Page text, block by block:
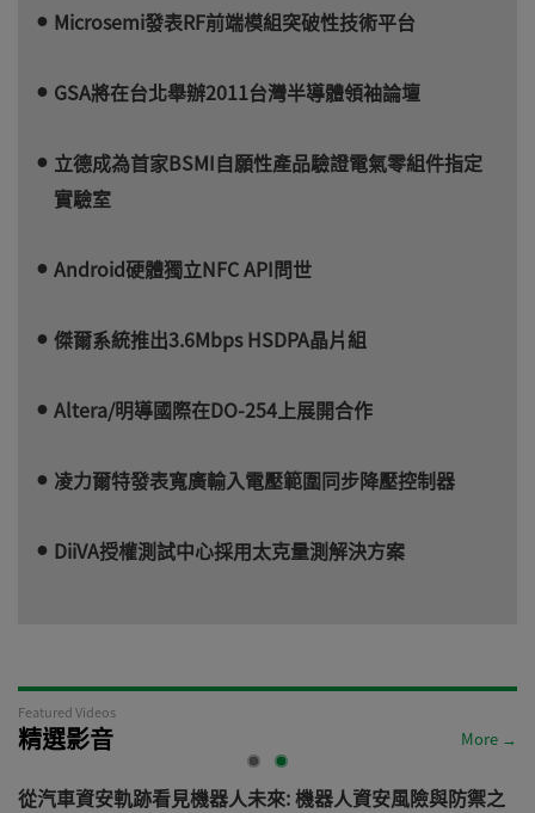
Microsemi發表RF前端模組突破性技術平台
GSA將在台北舉辦2011台灣半導體領袖論壇
立德成為首家BSMI自願性產品驗證電氣零組件指定
實驗室
Android硬體獨立NFC API問世
傑爾系統推出3.6Mbps HSDPA晶片組
Altera/明導國際在DO-254上展開合作
凌力爾特發表寬廣輸入電壓範圍同步降壓控制器
DiiVA授權測試中心採用太克量測解決方案
Featured Videos
精選影音 More →
從汽車資安軌跡看見機器人未來: 機器人資安風險與防禦之